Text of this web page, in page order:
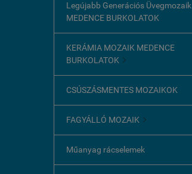
Legújabb Generációs Üvegmozaik
MEDENCE BURKOLATOK
KERÁMIA MOZAIK MEDENCE
BURKOLATOK 
CSÚSZÁSMENTES MOZAIKOK
FAGYÁLLÓ MOZAIK 
Műanyag rácselemek